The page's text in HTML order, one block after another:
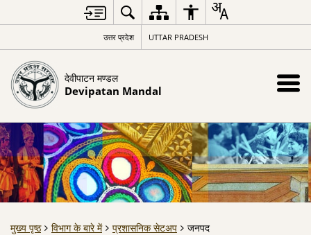
उत्तर प्रदेश UTTAR PRADESH
देवीपाटन मण्डल
Devipatan Mandal
मुख्य पृष्ठ विभाग के बारे में प्रशासनिक सेटअप जनपद